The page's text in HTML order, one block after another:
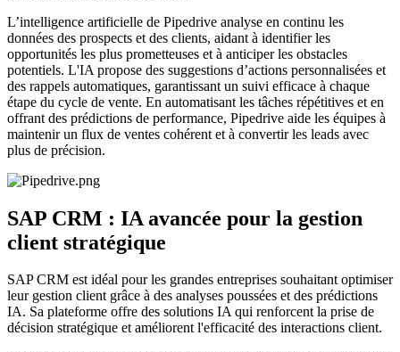
L’intelligence artificielle de Pipedrive analyse en continu les
données des prospects et des clients, aidant à identifier les
opportunités les plus prometteuses et à anticiper les obstacles
potentiels. L'IA propose des suggestions d’actions personnalisées et
des rappels automatiques, garantissant un suivi efficace à chaque
étape du cycle de vente. En automatisant les tâches répétitives et en
offrant des prédictions de performance, Pipedrive aide les équipes à
maintenir un flux de ventes cohérent et à convertir les leads avec
plus de précision.
SAP CRM : IA avancée pour la gestion
client stratégique
SAP CRM est idéal pour les grandes entreprises souhaitant optimiser
leur gestion client grâce à des analyses poussées et des prédictions
IA. Sa plateforme offre des solutions IA qui renforcent la prise de
décision stratégique et améliorent l'efficacité des interactions client.